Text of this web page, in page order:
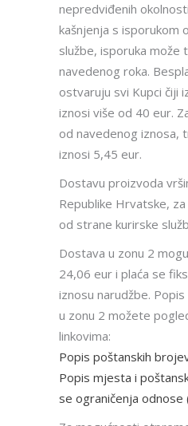
nepredviđenih
kašnjenja s isporukom
službe, isporuka može
navedenog roka.
ostvaruju svi Kupci čiji
iznosi više od 40 eur.
od navedenog iznosa,
iznosi 5,45 eur.
Dostavu proizvoda
Republike Hrvatske,
od strane kurirske
Dostava u zonu 2
24,06 eur i plaća se
iznosu narudžbe.
u zonu 2 možete
linkovima:
Popis poštanskih
Popis mjesta i
se ograničenja odnose